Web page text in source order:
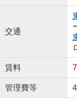
交通
賃料
管理費等